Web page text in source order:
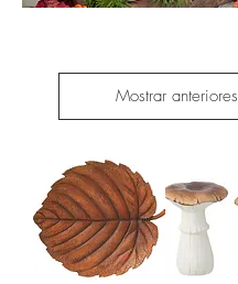
Mostrar anteriores